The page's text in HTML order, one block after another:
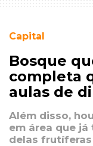
Capital
Bosque
completa
aulas de
Além disso,
em área que já
delas frutíferas